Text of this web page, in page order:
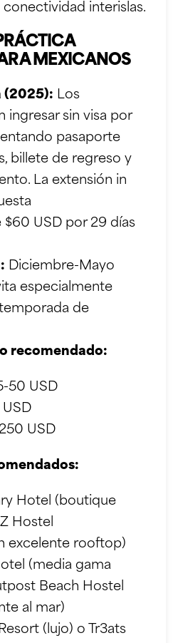
interislas.
MEXICANOS
(2025): Los
ingresar sin visa por
pasaporte
billete de regreso y
La extensión in
USD por 29 días
Diciembre-Mayo
especialmente
de
recomendado:
50 USD
USD
Hotel (boutique
Hostel
excelente rooftop)
(media gama
Beach Hostel
al mar)
(lujo) o Tr3ats